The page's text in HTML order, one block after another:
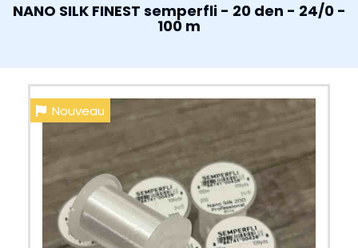
NANO SILK FINEST semperfli - 20 den - 24/0 -
100 m
Nouveau